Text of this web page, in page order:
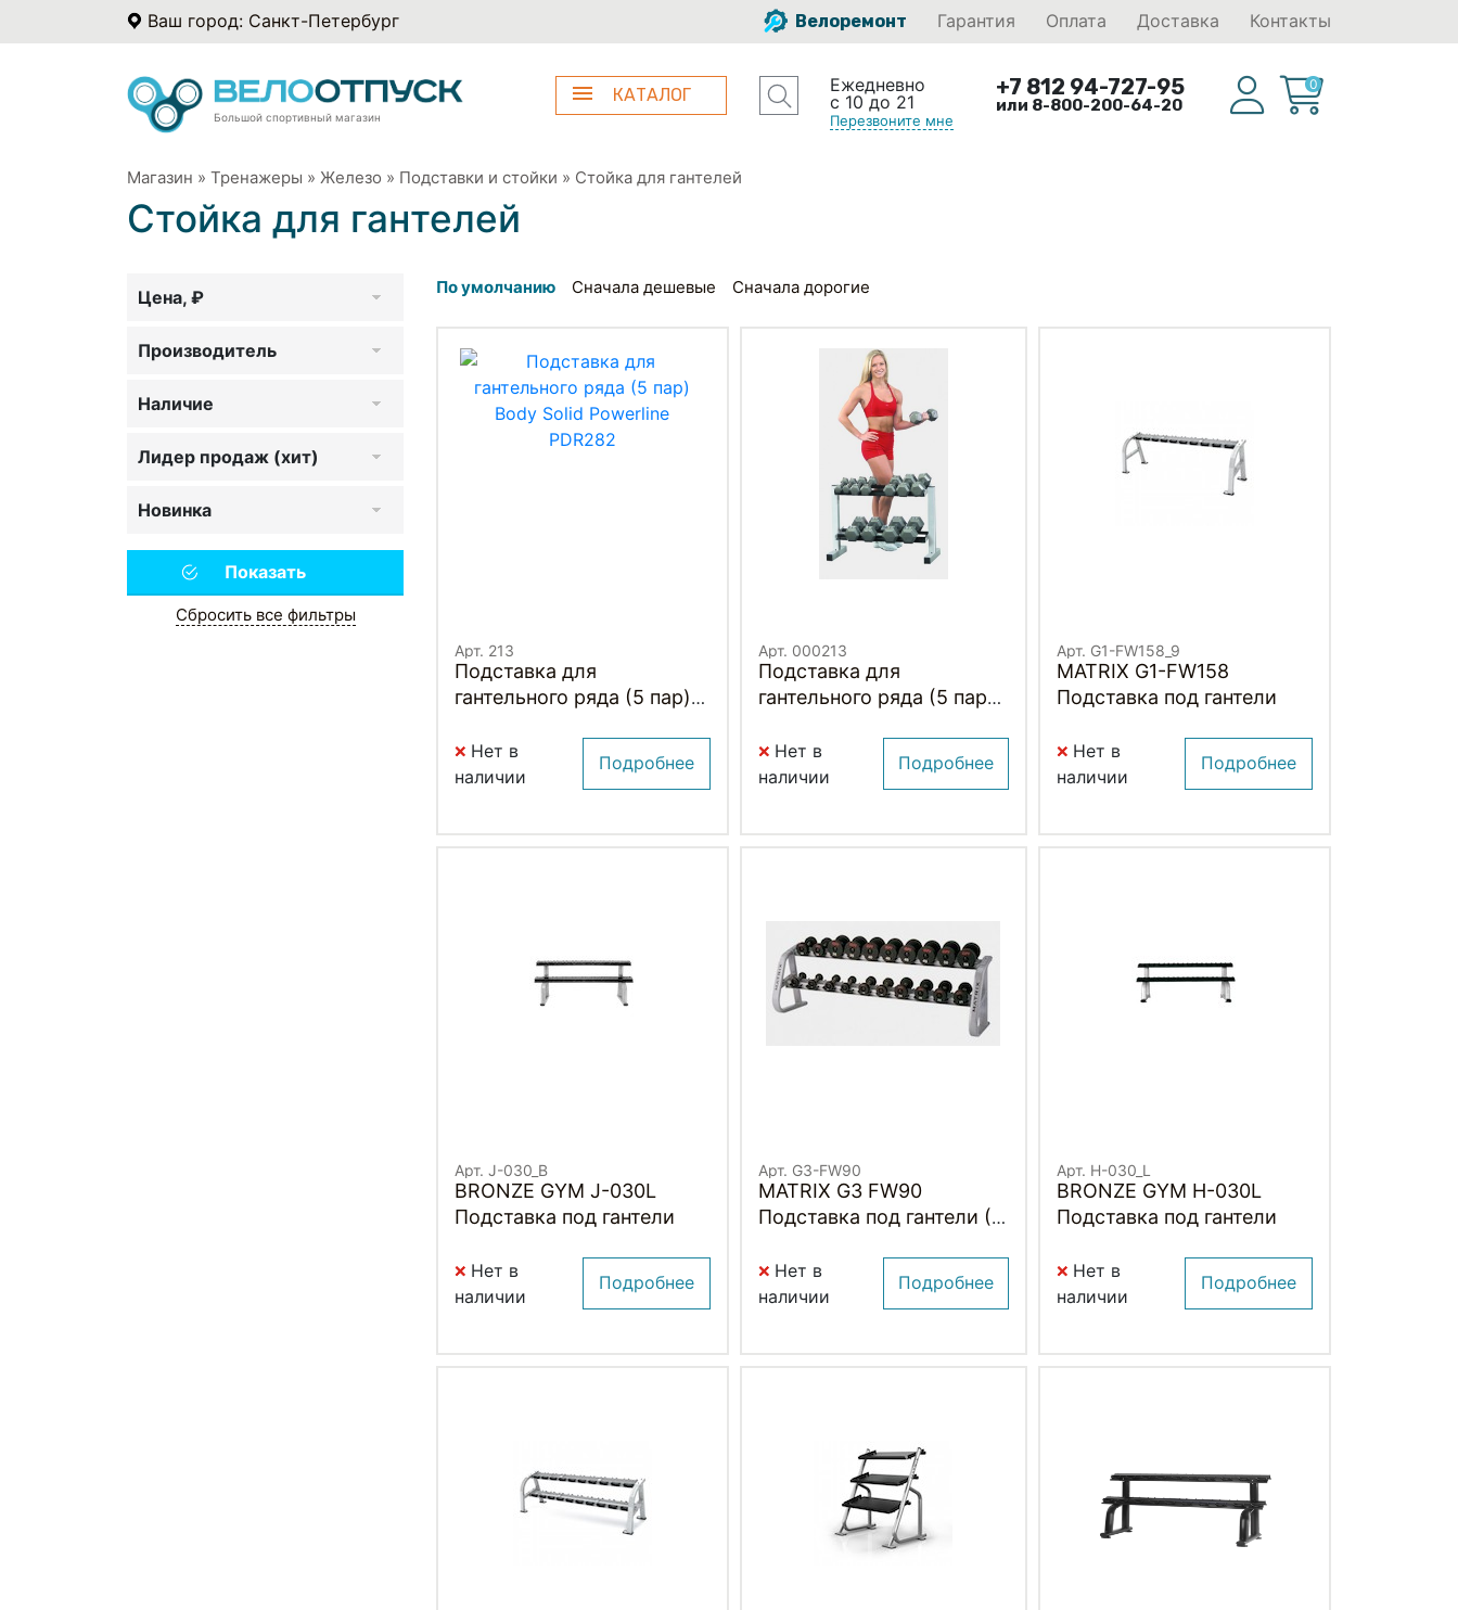
Ваш город: Санкт-Петербург Велоремонт Гарантия Оплата Доставка Контакты
Большой спортивный магазин
КАТАЛОГ
Ежедневно
с 10 до 21
Перезвоните мне
+7 812 94-727-95
или 8-800-200-64-20
0
Магазин » Тренажеры » Железо » Подставки и стойки » Стойка для гантелей
Стойка для гантелей
Цена, ₽
Производитель
Наличие
Лидер продаж (хит)
Новинка
Сбросить все фильтры
По умолчанию Сначала дешевые Сначала дорогие
Арт. 213
Подставка для
гантельного ряда (5 пар)
PDR282
Нет в
наличии
Подробнее
Арт. 000213
Подставка для
гантельного ряда (5 пар)
PDR282
Нет в
наличии
Подробнее
Арт. G1-FW158_9
MATRIX G1-FW158
Подставка под гантели
Нет в
наличии
Подробнее
Арт. J-030_B
BRONZE GYM J-030L
Подставка под гантели
Нет в
наличии
Подробнее
Арт. G3-FW90
MATRIX G3 FW90
Подставка под гантели (5
Нет в
наличии
Подробнее
Арт. H-030_L
BRONZE GYM H-030L
Подставка под гантели
Нет в
наличии
Подробнее